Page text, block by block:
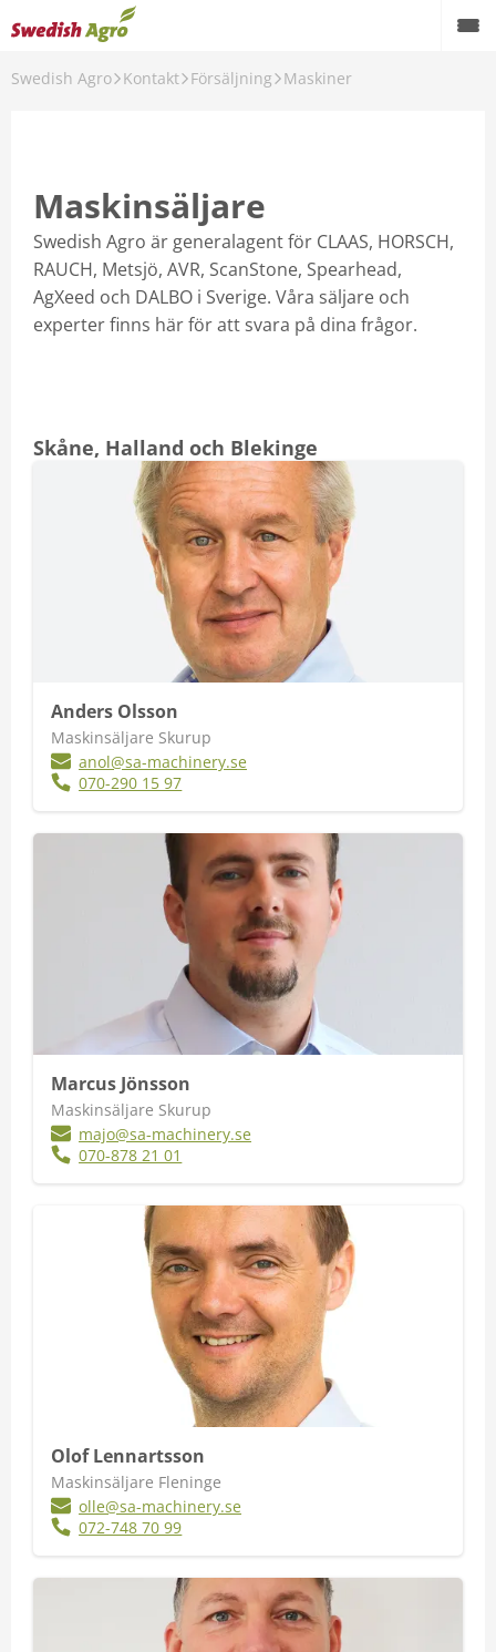
Swedish Agro Kontakt Försäljning Maskiner
Maskinsäljare
Swedish Agro är generalagent för CLAAS, HORSCH,
RAUCH, Metsjö, AVR, ScanStone, Spearhead,
AgXeed och DALBO i Sverige. Våra säljare och
experter finns här för att svara på dina frågor.
Skåne, Halland och Blekinge
Anders Olsson
Maskinsäljare Skurup
anol@sa-machinery.se
070-290 15 97
Marcus Jönsson
Maskinsäljare Skurup
majo@sa-machinery.se
070-878 21 01
Olof Lennartsson
Maskinsäljare Fleninge
olle@sa-machinery.se
072-748 70 99
Back
Försäljning
Verkstäder